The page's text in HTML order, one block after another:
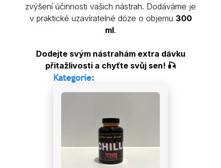
zvýšení účinnosti vašich nástrah. Dodáváme je
v praktické uzavíratelné dóze o objemu 300
ml.
Dodejte svým nástrahám extra dávku
přitažlivosti a chyťte svůj sen! 🎣
Kategorie: